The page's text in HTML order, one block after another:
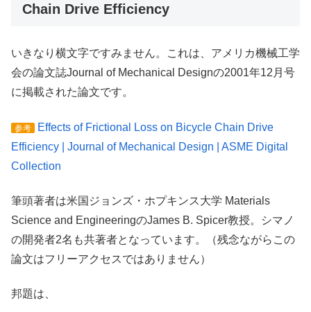
Chain Drive Efficiency
いきなり横文字ですみません。これは、アメリカ機械工学
会の論文誌Journal of Mechanical Designの2001年12月号
に掲載された論文です。
参考
Effects of Frictional Loss on Bicycle Chain Drive
Efficiency | Journal of Mechanical Design | ASME Digital
Collection
筆頭著者は米国ジョンズ・ホプキンス大学 Materials
Science and EngineeringのJames B. Spicer教授。シマノ
の開発者2名も共著者となっています。（残念ながらこの
論文はフリーアクセスではありません）
邦題は、